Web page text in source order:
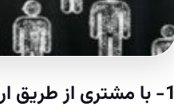
1- با مشتری از طریق ارزش‌هایتان ارتباط بگیرید